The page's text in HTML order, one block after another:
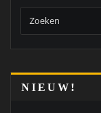
NIEUW!